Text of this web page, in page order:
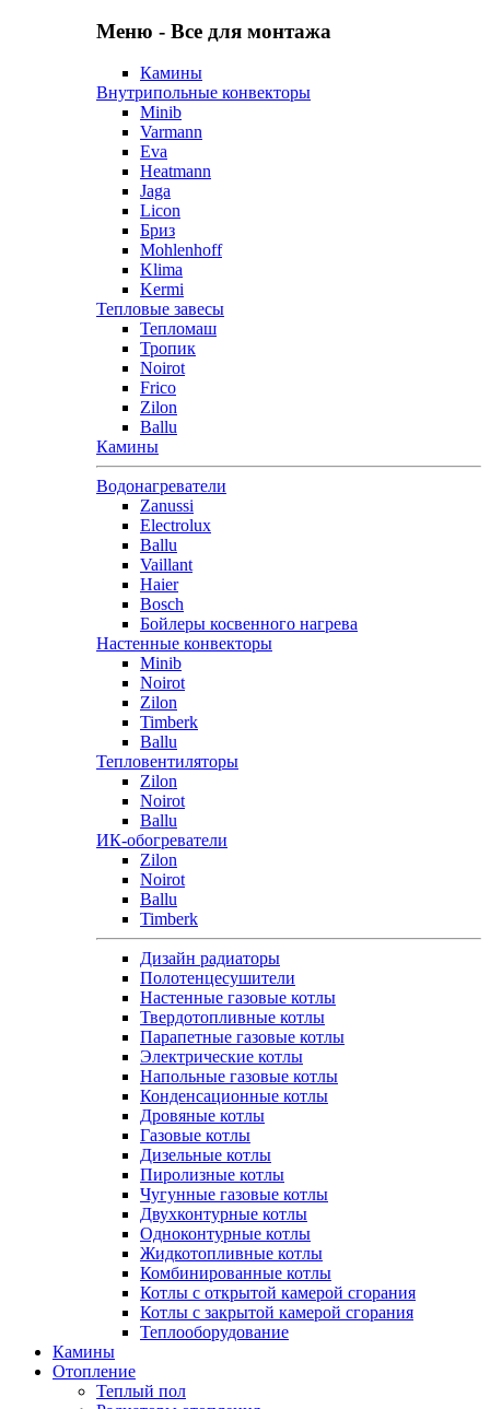
Меню - Все для монтажа
Камины
Внутрипольные конвекторы
Minib
Varmann
Eva
Heatmann
Jaga
Licon
Бриз
Mohlenhoff
Klima
Kermi
Тепловые завесы
Тепломаш
Тропик
Noirot
Frico
Zilon
Ballu
Камины
Водонагреватели
Zanussi
Electrolux
Ballu
Vaillant
Haier
Bosch
Бойлеры косвенного нагрева
Настенные конвекторы
Minib
Noirot
Zilon
Timberk
Ballu
Тепловентиляторы
Zilon
Noirot
Ballu
ИК-обогреватели
Zilon
Noirot
Ballu
Timberk
Дизайн радиаторы
Полотенцесушители
Настенные газовые котлы
Твердотопливные котлы
Парапетные газовые котлы
Электрические котлы
Напольные газовые котлы
Конденсационные котлы
Дровяные котлы
Газовые котлы
Дизельные котлы
Пиролизные котлы
Чугунные газовые котлы
Двухконтурные котлы
Одноконтурные котлы
Жидкотопливные котлы
Комбинированные котлы
Котлы с открытой камерой сгорания
Котлы с закрытой камерой сгорания
Теплооборудование
Камины
Отопление
Теплый пол